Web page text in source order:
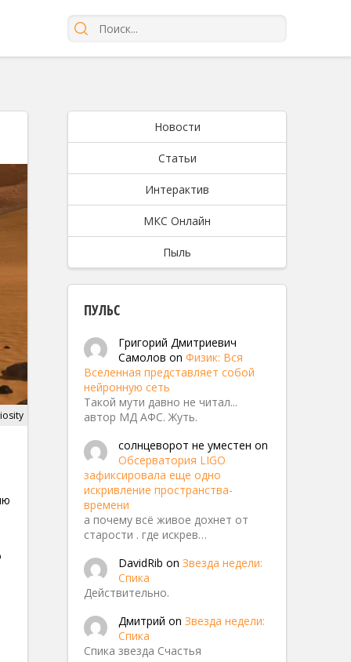
Новости
Статьи
Интерактив
МКС Онлайн
Пыль
ПУЛЬС
Григорий Дмитриевич
Самолов on Физик: Вся
Вселенная представляет собой
нейронную сеть
Такой мути давно не читал...
автор МД АФС. Жуть.
солнцеворот не уместен on
Обсерватория LIGO
зафиксировала еще одно
искривление пространства-
времени
а почему всё живое дохнет от
старости . где искрев…
DavidRib on Звезда недели:
Спика
Действительно.
Дмитрий on Звезда недели:
Спика
Спика звезда Счастья